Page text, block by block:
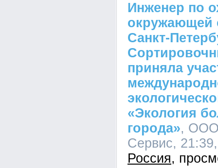
Инженер по
окружающей
Санкт-
приняла
«Экология
города», ООО
Сервис,
Россия